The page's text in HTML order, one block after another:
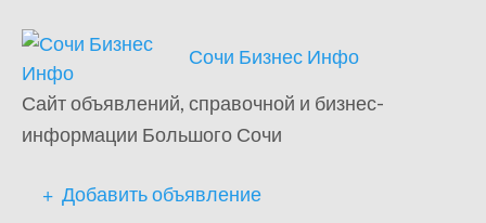
Сочи Бизнес Инфо
Сайт объявлений, справочной и бизнес-
информации Большого Сочи
Добавить объявление